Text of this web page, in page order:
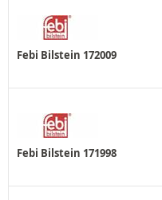
Febi Bilstein 172009
Febi Bilstein 171998